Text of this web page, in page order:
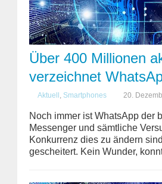
Über 400 Millionen
verzeichnet
Aktuell , Smartphones 20.
Noch immer ist WhatsApp der
Messenger und sämtliche
Konkurrenz dies zu ändern
gescheitert. Kein Wunder,